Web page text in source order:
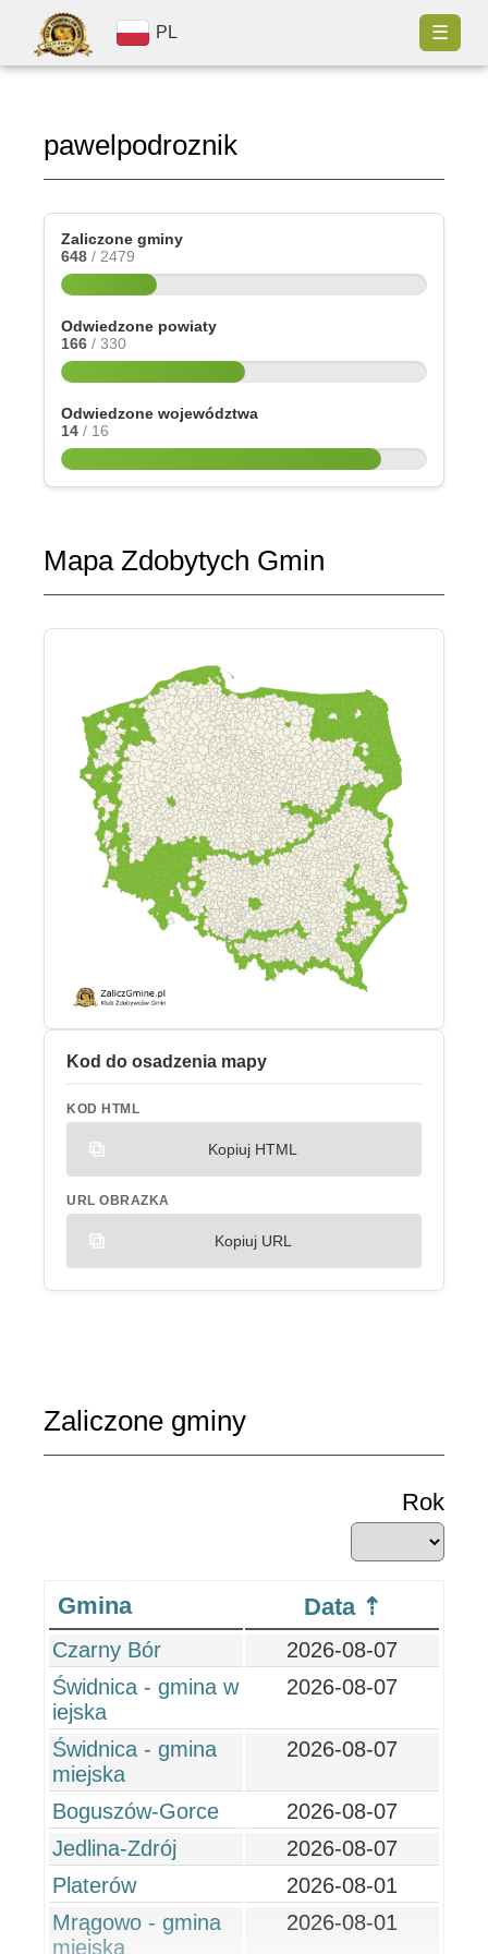
PL ☰
pawelpodroznik
Zaliczone gminy
648 / 2479
Odwiedzone powiaty
166 / 330
Odwiedzone województwa
14 / 16
Mapa Zdobytych Gmin
Kod do osadzenia mapy
KOD HTML
Kopiuj HTML
URL OBRAZKA
Kopiuj URL
Zaliczone gminy
Rok
Gmina Data
Czarny Bór
2026-08-07
Świdnica - gmina w
iejska
2026-08-07
Świdnica - gmina
miejska
2026-08-07
Boguszów-Gorce
2026-08-07
Jedlina-Zdrój
2026-08-07
Platerów
2026-08-01
Mrągowo - gmina
miejska
2026-08-01